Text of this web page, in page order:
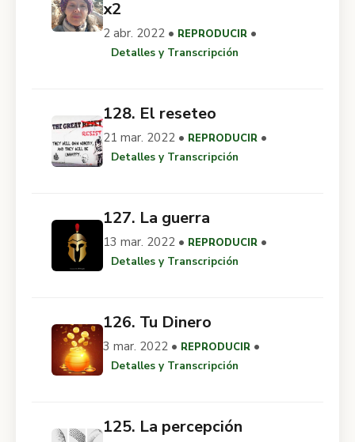
x2
2 abr. 2022 • REPRODUCIR •
Detalles y Transcripción
128. El reseteo
21 mar. 2022 • REPRODUCIR •
Detalles y Transcripción
127. La guerra
13 mar. 2022 • REPRODUCIR •
Detalles y Transcripción
126. Tu Dinero
3 mar. 2022 • REPRODUCIR •
Detalles y Transcripción
125. La percepción